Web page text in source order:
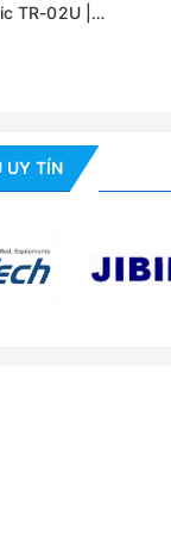
cao, không cần
khác nhau
TR-02U |
UY TÍN